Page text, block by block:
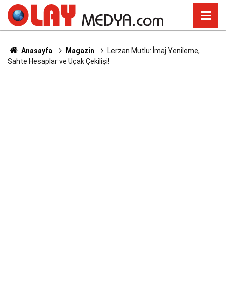
Anasayfa Magazin
Lerzan Mutlu: İmaj Yenileme,
Sahte Hesaplar ve Uçak Çekilişi!